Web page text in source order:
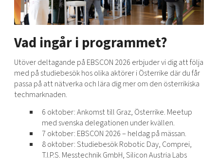
Vad ingår i programmet?
Utöver deltagande på EBSCON 2026 erbjuder vi dig att följa
med på studiebesök hos olika aktörer i Österrike där du får
passa på att nätverka och lära dig mer om den österrikiska
techmarknaden.
6 oktober: Ankomst till Graz, Österrike. Meetup
med svenska delegationen under kvällen.
7 oktober: EBSCON 2026 – heldag på mässan.
8 oktober: Studiebesök Robotic Day, Comprei,
T.I.P.S. Messtechnik GmbH, Silicon Austria Labs